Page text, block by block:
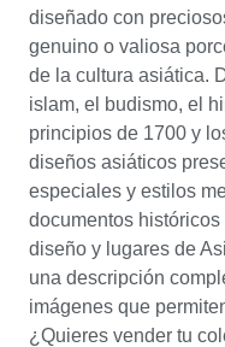
diseñado con
genuino o valiosa
de la cultura asiática.
islam, el budismo, el
principios de 1700 y
diseños asiáticos
especiales y estilos
documentos
diseño y lugares de
una descripción
imágenes que
¿Quieres vender tu